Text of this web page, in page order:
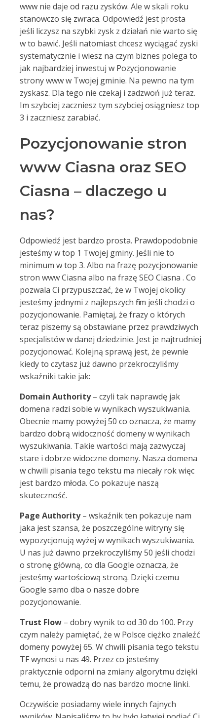
www nie daje od razu zysków. Ale w skali roku
stanowczo się zwraca. Odpowiedź jest prosta
jeśli liczysz na szybki zysk z działań nie warto się
w to bawić. Jeśli natomiast chcesz wyciągać zyski
systematycznie i wiesz na czym biznes polega to
jak najbardziej inwestuj w Pozycjonowanie
strony www w Twojej gminie. Na pewno na tym
zyskasz. Dla tego nie czekaj i zadzwoń już teraz.
Im szybciej zaczniesz tym szybciej osiągniesz top
3 i zaczniesz zarabiać.
Pozycjonowanie stron
www Ciasna oraz SEO
Ciasna – dlaczego u
nas?
Odpowiedź jest bardzo prosta. Prawdopodobnie
jesteśmy w top 1 Twojej gminy. Jeśli nie to
minimum w top 3. Albo na frazę pozycjonowanie
stron www Ciasna albo na frazę SEO Ciasna . Co
pozwala Ci przypuszczać, że w Twojej okolicy
jesteśmy jednymi z najlepszych firm jeśli chodzi o
pozycjonowanie. Pamiętaj, że frazy o których
teraz piszemy są obstawiane przez prawdziwych
specjalistów w danej dziedzinie. Jest je najtrudniej
pozycjonować. Kolejną sprawą jest, że pewnie
kiedy to czytasz już dawno przekroczyliśmy
wskaźniki takie jak:
Domain Authority– czyli tak naprawdę jak
domena radzi sobie w wynikach wyszukiwania.
Obecnie mamy powyżej 50 co oznacza, że mamy
bardzo dobrą widoczność domeny w wynikach
wyszukiwania. Takie wartości mają zazwyczaj
stare i dobrze widoczne domeny. Nasza domena
w chwili pisania tego tekstu ma niecały rok więc
jest bardzo młoda. Co pokazuje naszą
skuteczność.
Page Authority– wskaźnik ten pokazuje nam
jaka jest szansa, że poszczególne witryny się
wypozycjonują wyżej w wynikach wyszukiwania.
U nas już dawno przekroczyliśmy 50 jeśli chodzi
o stronę główną, co dla Google oznacza, że
jesteśmy wartościową stroną. Dzięki czemu
Google samo dba o nasze dobre
pozycjonowanie.
Trust Flow – dobry wynik to od 30 do 100. Przy
czym należy pamiętać, że w Polsce ciężko znaleźć
domeny powyżej 65. W chwili pisania tego tekstu
TF wynosi u nas 49. Przez co jesteśmy
praktycznie odporni na zmiany algorytmu dzięki
temu, że prowadzą do nas bardzo mocne linki.
Oczywiście posiadamy wiele innych fajnych